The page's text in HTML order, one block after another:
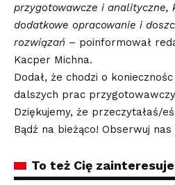
przygotowawcze i analityczne,
dodatkowe opracowanie i
rozwiązań – poinformował
Kacper Michna.
Dodał, że chodzi o
dalszych prac
Dziękujemy, że przeczytałaś/
Bądź na bieżąco! Obserwuj nas
To też Cię zainteresuje